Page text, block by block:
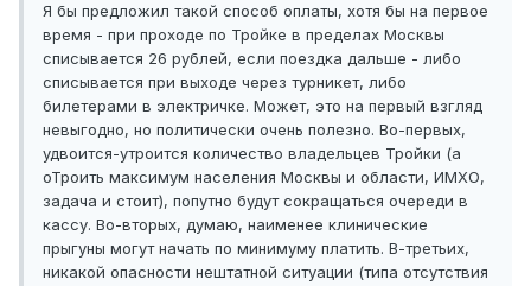
Я бы предложил такой способ оплаты, хотя бы на первое
время - при проходе по Тройке в пределах Москвы
списывается 26 рублей, если поездка дальше - либо
списывается при выходе через турникет, либо
билетерами в электричке. Может, это на первый взгляд
невыгодно, но политически очень полезно. Во-первых,
удвоится-утроится количество владельцев Тройки (а
оТроить максимум населения Москвы и области, ИМХО,
задача и стоит), попутно будут сокращаться очереди в
кассу. Во-вторых, думаю, наименее клинические
прыгуны могут начать по минимуму платить. В-третьих,
никакой опасности нештатной ситуации (типа отсутствия